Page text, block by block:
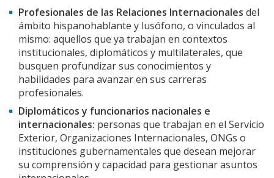
Profesionales de las Relaciones Internacionales del
ámbito hispanohablante y lusófono, o vinculados al
mismo: aquellos que ya trabajan en contextos
institucionales, diplomáticos y multilaterales, que
busquen profundizar sus conocimientos y
habilidades para avanzar en sus carreras
profesionales.
Diplomáticos y funcionarios nacionales e
internacionales: personas que trabajan en el Servicio
Exterior, Organizaciones Internacionales, ONGs o
instituciones gubernamentales que desean mejorar
su comprensión y capacidad para gestionar asuntos